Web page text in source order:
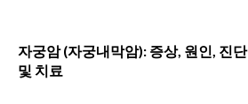
자궁암 (자궁내막암): 증상, 원인, 진단
및 치료